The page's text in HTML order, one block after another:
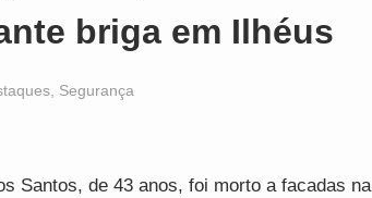
briga em Ilhéus
Segurança
Santos, de 43 anos, foi morto a facadas na